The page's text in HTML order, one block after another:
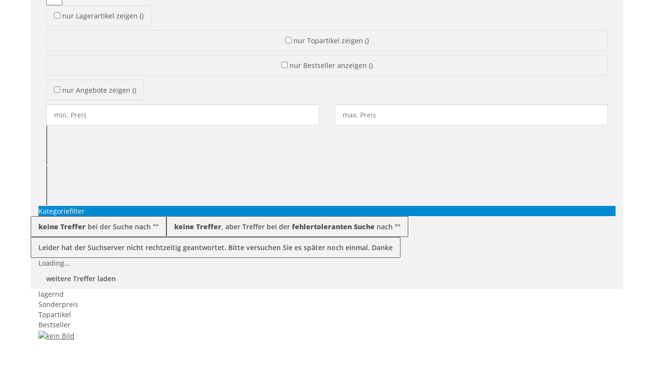
nur Lagerartikel zeigen ()
nur Topartikel zeigen ()
nur Bestseller anzeigen ()
nur Angebote zeigen ()
Kategoriefilter
keine Treffer bei der Suche nach "" keine Treffer, aber Treffer bei der fehlertoleranten Suche nach ""
Leider hat der Suchserver nicht rechtzeitig geantwortet. Bitte versuchen Sie es später noch einmal. Danke
Loading...
weitere Treffer laden
lagernd
Sonderpreis
Topartikel
Bestseller